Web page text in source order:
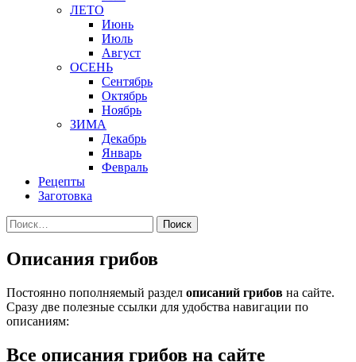
ЛЕТО
Июнь
Июль
Август
ОСЕНЬ
Сентябрь
Октябрь
Ноябрь
ЗИМА
Декабрь
Январь
Февраль
Рецепты
Заготовка
Найти:
Описания грибов
Постоянно пополняемый раздел описаний грибов на сайте.
Сразу две полезные ссылки для удобства навигации по
описаниям:
Все описания грибов на сайте